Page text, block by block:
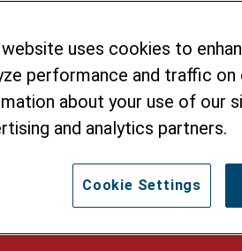
Helvetas setzt sich
benachteiligte Menschen ihre
und gleichberechtigt am
Leben teilhaben können.
uses cookies to
performance and traffic
about your use of our
and analytics partners.
Cookie Settings